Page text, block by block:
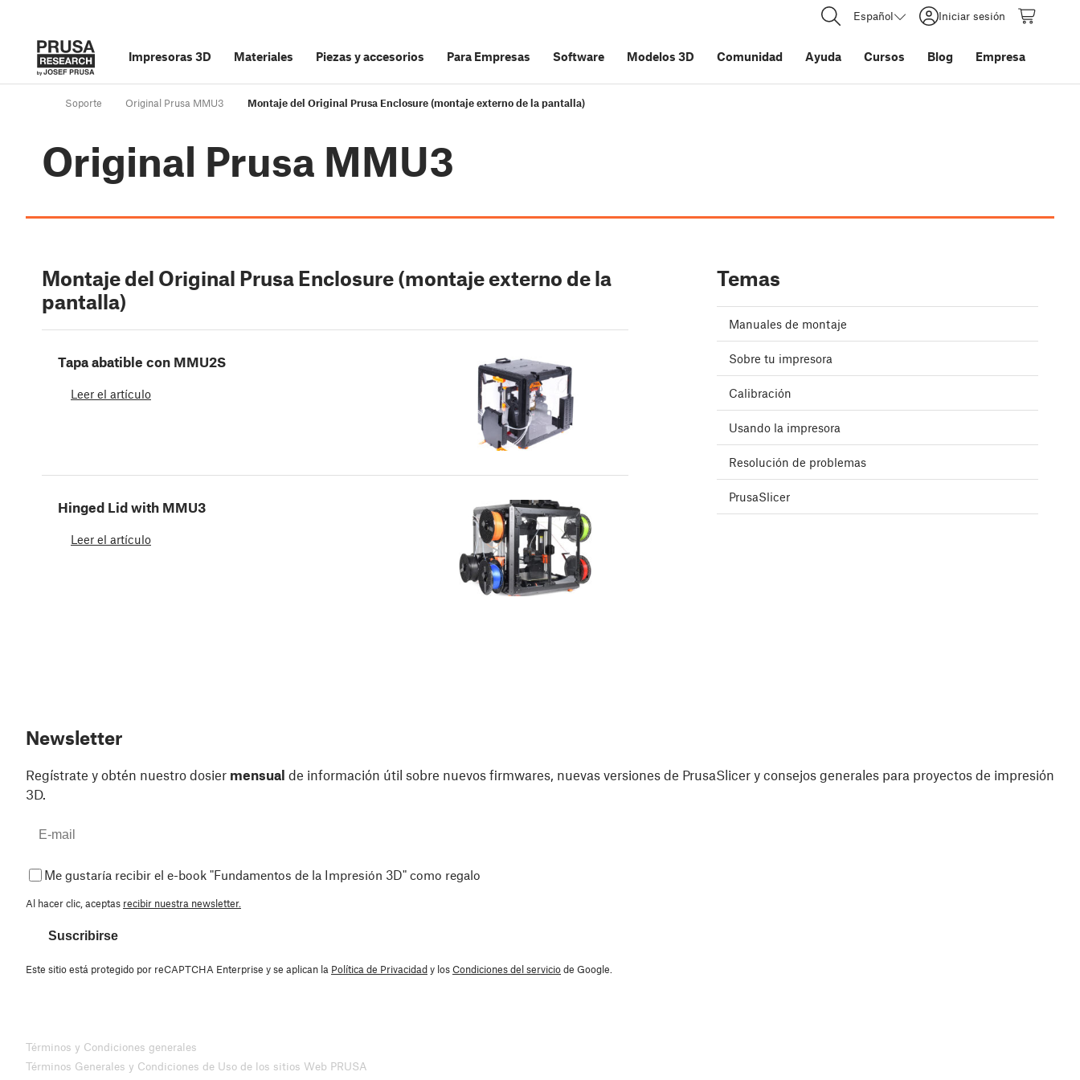
Español Iniciar sesión
Impresoras 3D Materiales Piezas y accesorios Para Empresas Software Modelos 3D Comunidad Ayuda Cursos Blog Empresa
Soporte Original Prusa MMU3 Montaje del Original Prusa Enclosure (montaje externo de la pantalla)
Original Prusa MMU3
Montaje del Original Prusa Enclosure (montaje externo de la
pantalla)
Tapa abatible con MMU2S
Leer el artículo
Hinged Lid with MMU3
Leer el artículo
Temas
Manuales de montaje
Sobre tu impresora
Calibración
Usando la impresora
Resolución de problemas
PrusaSlicer
Newsletter
Regístrate y obtén nuestro dosier mensual de información útil sobre nuevos firmwares, nuevas versiones de PrusaSlicer y consejos generales para proyectos de impresión
3D.
Me gustaría recibir el e-book "Fundamentos de la Impresión 3D" como regalo
Al hacer clic, aceptas recibir nuestra newsletter.
Suscribirse
Este sitio está protegido por reCAPTCHA Enterprise y se aplican la Política de Privacidady losCondiciones del serviciode Google.
Términos y Condiciones generales
Términos Generales y Condiciones de Uso de los sitios Web PRUSA